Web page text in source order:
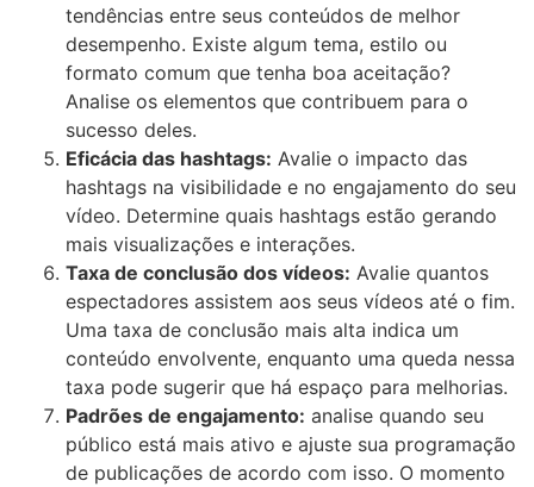
tendências entre seus conteúdos de melhor
desempenho. Existe algum tema, estilo ou
formato comum que tenha boa aceitação?
Analise os elementos que contribuem para o
sucesso deles.
Eficácia das hashtags: Avalie o impacto das
hashtags na visibilidade e no engajamento do seu
vídeo. Determine quais hashtags estão gerando
mais visualizações e interações.
Taxa de conclusão dos vídeos: Avalie quantos
espectadores assistem aos seus vídeos até o fim.
Uma taxa de conclusão mais alta indica um
conteúdo envolvente, enquanto uma queda nessa
taxa pode sugerir que há espaço para melhorias.
Padrões de engajamento: analise quando seu
público está mais ativo e ajuste sua programação
de publicações de acordo com isso. O momento